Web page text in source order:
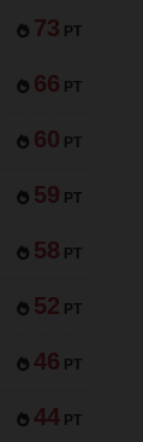
73 PT
66 PT
60 PT
59 PT
58 PT
52 PT
46 PT
44 PT